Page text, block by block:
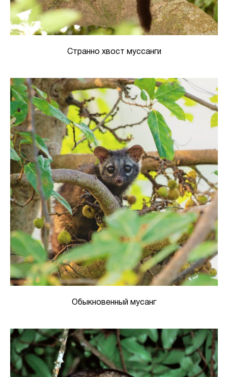
Странно хвост муссанги
Обыкновенный мусанг